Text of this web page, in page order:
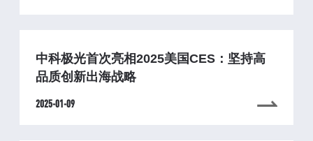
中科极光首次亮相2025美国CES：坚持高
品质创新出海战略
2025-01-09